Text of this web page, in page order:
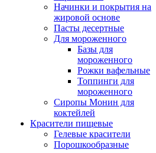
Начинки и покрытия на
жировой основе
Пасты десертные
Для мороженного
Базы для
мороженного
Рожки вафельные
Топпинги для
мороженного
Сиропы Монин для
коктейлей
Красители пищевые
Гелевые красители
Порошкообразные